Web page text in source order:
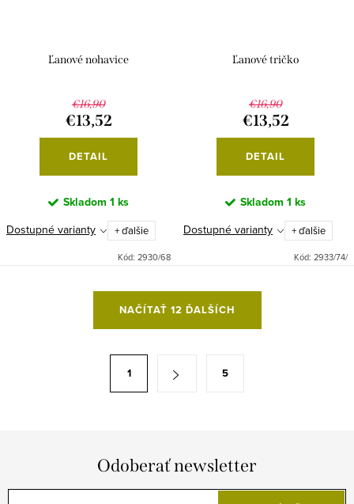
Ľanové nohavice
€16,90
€13,52
DETAIL
Skladom 1 ks
Dostupné varianty + ďalšie
Kód: 2930/68
Ľanové tričko
€16,90
€13,52
DETAIL
Skladom 1 ks
Dostupné varianty + ďalšie
Kód: 2933/74/
p
NAČÍTAŤ 12 ĎALŠÍCH
o
1 5
Odoberať newsletter